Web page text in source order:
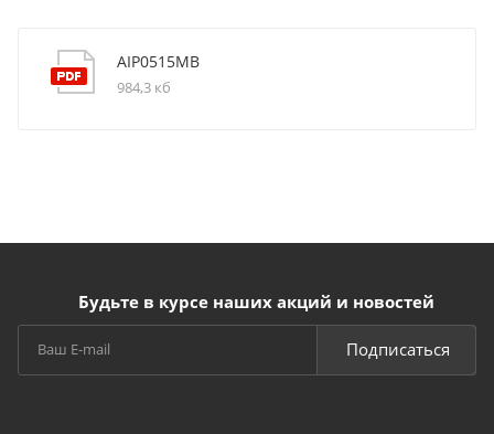
AIP0515MB
984,3 кб
Будьте в курсе наших акций и новостей
Подписаться